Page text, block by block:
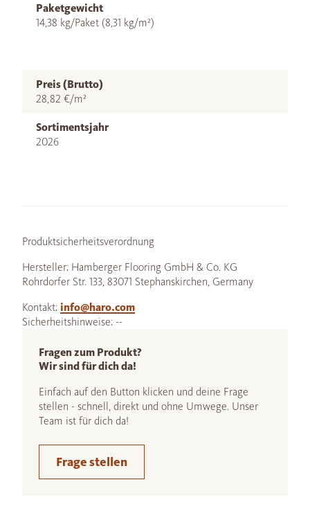
Paketgewicht
14,38 kg/Paket (8,31 kg/m²)
Preis (Brutto)
28,82 €/m²
Sortimentsjahr
2026
Produktsicherheitsverordnung
Hersteller: Hamberger Flooring GmbH & Co. KG
Rohrdorfer Str. 133, 83071 Stephanskirchen, Germany
Kontakt: info@haro.com
Sicherheitshinweise: --
Fragen zum Produkt?
Wir sind für dich da!
Einfach auf den Button klicken und deine Frage
stellen - schnell, direkt und ohne Umwege. Unser
Team ist für dich da!
Frage stellen